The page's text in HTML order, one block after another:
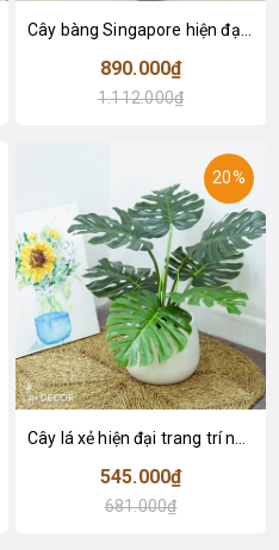
890.000₫
1.112.000₫
20%
545.000₫
681.000₫